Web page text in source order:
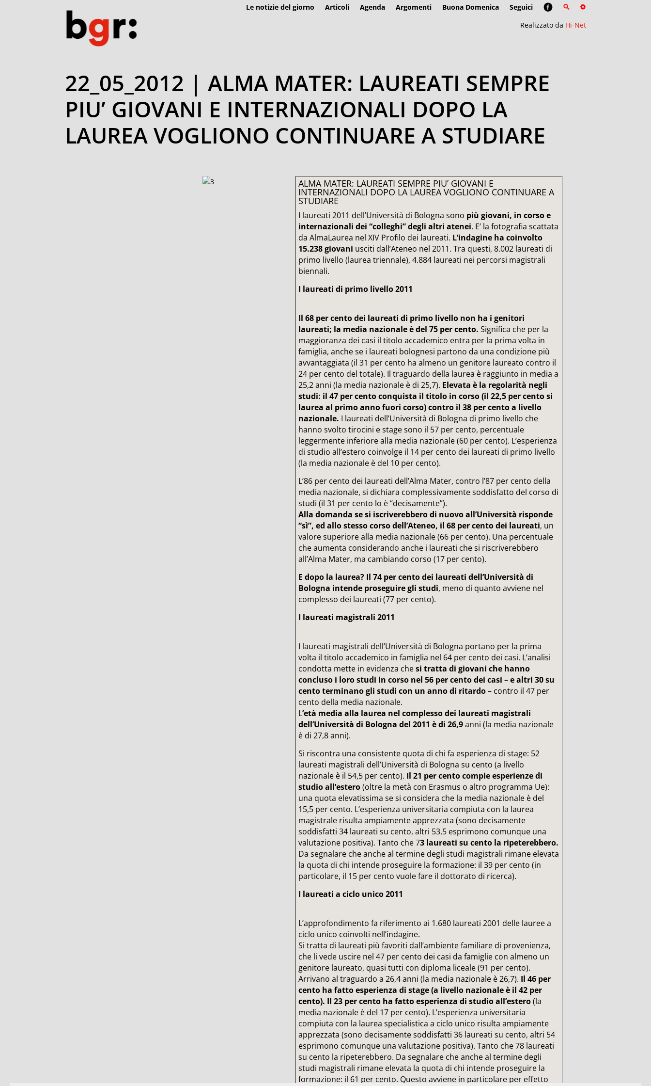
Le notizie del giorno Articoli Agenda Argomenti Buona Domenica
Seguici
Realizzato da Hi-Net
22_05_2012 | ALMA MATER: LAUREATI SEMPRE
PIU’ GIOVANI E INTERNAZIONALI DOPO LA
LAUREA VOGLIONO CONTINUARE A STUDIARE
ALMA MATER: LAUREATI SEMPRE PIU’ GIOVANI E
INTERNAZIONALI DOPO LA LAUREA VOGLIONO CONTINUARE A
STUDIARE
I laureati 2011 dell’Università di Bologna sono più giovani, in corso e
internazionali dei “colleghi” degli altri atenei. E’ la fotografia scattata
da AlmaLaurea nel XIV Profilo dei laureati. L’indagine ha coinvolto
15.238 giovani usciti dall’Ateneo nel 2011. Tra questi, 8.002 laureati di
primo livello (laurea triennale), 4.884 laureati nei percorsi magistrali
biennali.
I laureati di primo livello 2011
Il 68 per cento dei laureati di primo livello non ha i genitori
laureati; la media nazionale è del 75 per cento. Significa che per la
maggioranza dei casi il titolo accademico entra per la prima volta in
famiglia, anche se i laureati bolognesi partono da una condizione più
avvantaggiata (il 31 per cento ha almeno un genitore laureato contro il
24 per cento del totale). Il traguardo della laurea è raggiunto in media a
25,2 anni (la media nazionale è di 25,7). Elevata è la regolarità negli
studi: il 47 per cento conquista il titolo in corso (il 22,5 per cento si
laurea al primo anno fuori corso) contro il 38 per cento a livello
nazionale. I laureati dell’Università di Bologna di primo livello che
hanno svolto tirocini e stage sono il 57 per cento, percentuale
leggermente inferiore alla media nazionale (60 per cento). L’esperienza
di studio all’estero coinvolge il 14 per cento dei laureati di primo livello
(la media nazionale è del 10 per cento).
L’86 per cento dei laureati dell’Alma Mater, contro l’87 per cento della
media nazionale, si dichiara complessivamente soddisfatto del corso di
studi (il 31 per cento lo è “decisamente”).
Alla domanda se si iscriverebbero di nuovo all’Università risponde
“sì”, ed allo stesso corso dell’Ateneo, il 68 per cento dei laureati, un
valore superiore alla media nazionale (66 per cento). Una percentuale
che aumenta considerando anche i laureati che si riscriverebbero
all’Alma Mater, ma cambiando corso (17 per cento).
E dopo la laurea? Il 74 per cento dei laureati dell’Università di
Bologna intende proseguire gli studi, meno di quanto avviene nel
complesso dei laureati (77 per cento).
I laureati magistrali 2011
I laureati magistrali dell’Università di Bologna portano per la prima
volta il titolo accademico in famiglia nel 64 per cento dei casi. L’analisi
condotta mette in evidenza chesi tratta di giovani che hanno
concluso i loro studi in corso nel 56 per cento dei casi – e altri 30 su
cento terminano gli studi con un anno di ritardo– contro il 47 per
cento della media nazionale.
L’età media alla laurea nel complesso dei laureati magistrali
dell’Università di Bologna del 2011 è di 26,9anni (la media nazionale
è di 27,8 anni).
Si riscontra una consistente quota di chi fa esperienza di stage: 52
laureati magistrali dell’Università di Bologna su cento (a livello
nazionale è il 54,5 per cento). Il 21 per cento compie esperienze di
studio all’estero(oltre la metà con Erasmus o altro programma Ue):
una quota elevatissima se si considera che la media nazionale è del
15,5 per cento. L’esperienza universitaria compiuta con la laurea
magistrale risulta ampiamente apprezzata (sono decisamente
soddisfatti 34 laureati su cento, altri 53,5 esprimono comunque una
valutazione positiva). Tanto che 73 laureati su cento la ripeterebbero.
Da segnalare che anche al termine degli studi magistrali rimane elevata
la quota di chi intende proseguire la formazione: il 39 per cento (in
particolare, il 15 per cento vuole fare il dottorato di ricerca).
I laureati a ciclo unico 2011
L’approfondimento fa riferimento ai 1.680 laureati 2001 delle lauree a
ciclo unico coinvolti nell’indagine.
Si tratta di laureati più favoriti dall’ambiente familiare di provenienza,
che li vede uscire nel 47 per cento dei casi da famiglie con almeno un
genitore laureato, quasi tutti con diploma liceale (91 per cento).
Arrivano al traguardo a 26,4 anni (la media nazionale è 26,7). Il 46 per
cento ha fatto esperienza di stage (a livello nazionale è il 42 per
cento). Il 23 per cento ha fatto esperienza di studio all’estero(la
media nazionale è del 17 per cento). L’esperienza universitaria
compiuta con la laurea specialistica a ciclo unico risulta ampiamente
apprezzata (sono decisamente soddisfatti 36 laureati su cento, altri 54
esprimono comunque una valutazione positiva). Tanto che 78 laureati
su cento la ripeterebbero. Da segnalare che anche al termine degli
studi magistrali rimane elevata la quota di chi intende proseguire la
formazione: il 61 per cento. Questo avviene in particolare per effetto